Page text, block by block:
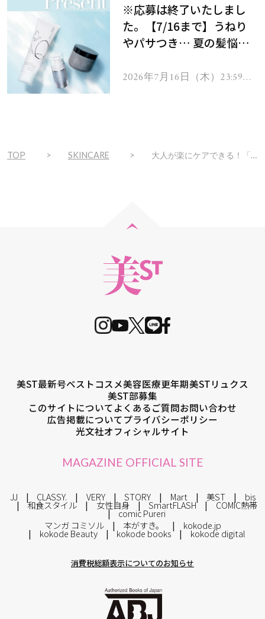
※応募は終了いたしまし
た。【7/16まで】うねり
やパサつき… 夏の髪悩み
ムを13名様にプレゼン
2026年7月16日（木）23:59ま
TOP SKINCARE 大人が楽にケアできる！「何度もつけ直さなくていいUVコスメ」最新おすすめ３選
美ST最新号ベストコスメ美容医療更年期美STリュクス
美ST部募集
このサイトについてよくあるご質問お問い合わせ
広告掲載についてプライバシーポリシー
光文社オフィシャルサイト
MAGAZINE OFFICIAL SITE
JJ CLASSY. VERY STORY Mart 美ST bis
和食スタイル 女性自身 SmartFLASH COMIC熱帯
comic Pureri
マンガ コミソル
本がすき。 kokode.jp
kokode Beauty kokode books kokode digital
消費税総額表示についてのお知らせ